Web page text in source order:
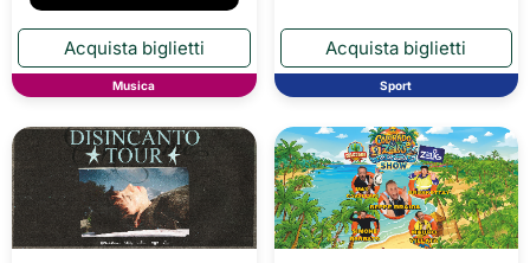
Musica Sport